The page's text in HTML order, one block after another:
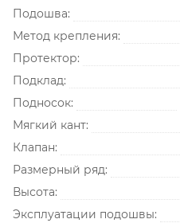
Подошва:
Метод крепления:
Протектор:
Подклад:
Подносок:
Мягкий кант:
Клапан:
Размерный ряд:
Высота:
Эксплуатации подошвы: